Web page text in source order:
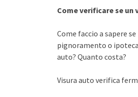
Come verificare se
Come faccio a sapere
pignoramento o
auto? Quanto costa?
Visura auto verifica